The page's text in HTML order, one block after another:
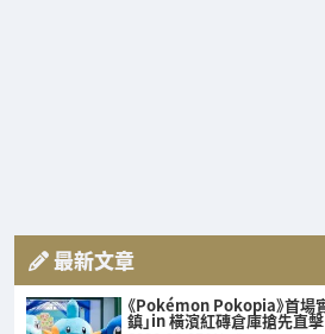
最新文章
《Pokémon Pokopia》首場
鎮」in 橫濱紅磚倉庫搶先直擊